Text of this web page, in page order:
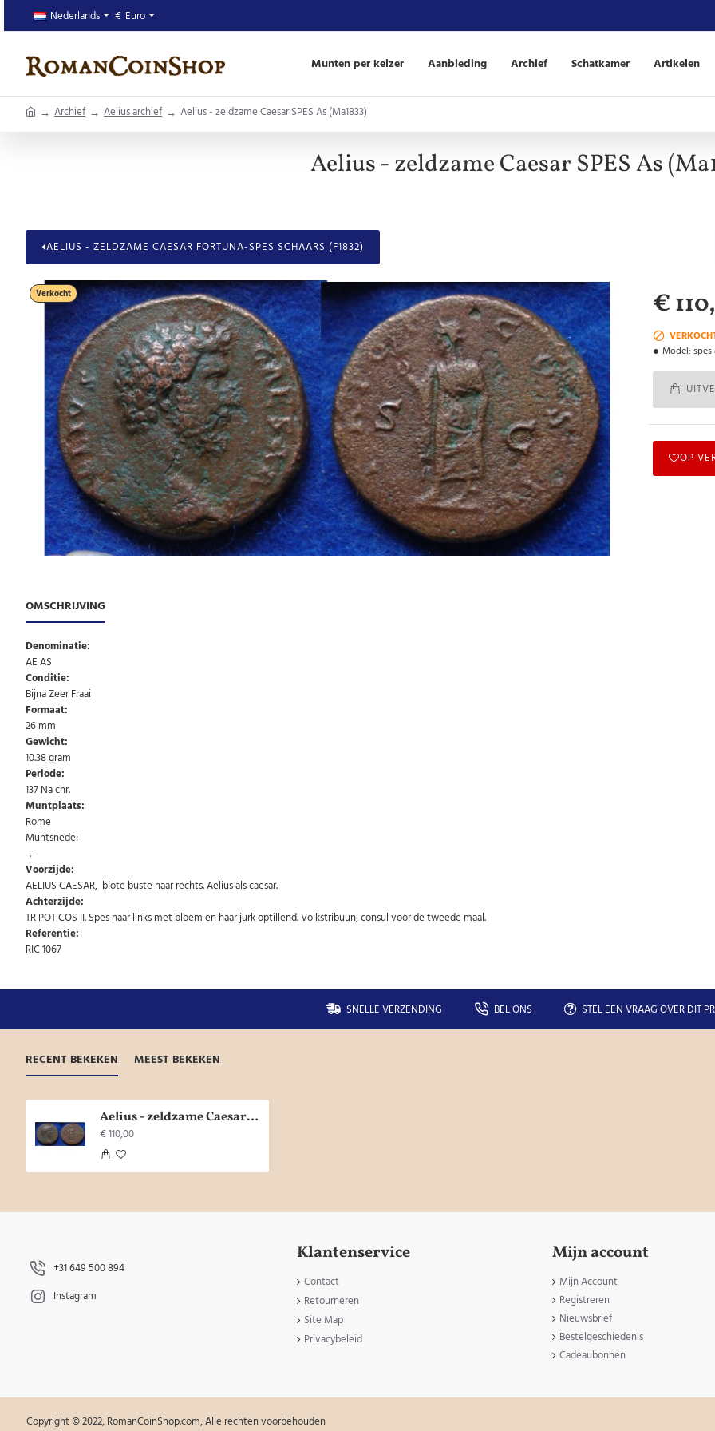
Nederlands € Euro
Munten per keizer Aanbieding Archief Schatkamer Artikelen
homeArchief Aelius archief Aelius - zeldzame Caesar SPES As (Ma1833)
Aelius - zeldzame Caesar SPES As
AELIUS - ZELDZAME CAESAR FORTUNA-SPES SCHAARS (F1832)
Verkocht
Model: spes
€
OP
OMSCHRIJVING
Denominatie:
AE AS
Conditie:
Bijna Zeer Fraai
Formaat:
26 mm
Gewicht:
10.38 gram
Periode:
137 Na chr.
Muntplaats:
Rome
Muntsnede:
-.-
Voorzijde:
AELIUS CAESAR, blote buste naar rechts. Aelius als caesar.
Achterzijde:
TR POT COS II. Spes naar links met bloem en haar jurk optillend. Volkstribuun, consul voor de tweede maal.
Referentie:
RIC 1067
SNELLE VERZENDING BEL ONS STEL EEN VRAAG OVER DIT
RECENT BEKEKEN MEEST BEKEKEN
Aelius - zeldzame Caesar SPES As (Ma1833)
€ 110,00
+31 649 500 894
Instagram
Klantenservice
Contact
Retourneren
Site Map
Privacybeleid
Mijn account
Mijn Account
Registreren
Nieuwsbrief
Bestelgeschiedenis
Cadeaubonnen
Copyright © 2022, RomanCoinShop.com, Alle rechten voorbehouden